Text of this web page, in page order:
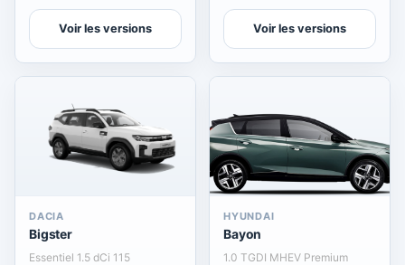
Voir les versions Voir les versions
DACIA
Bigster
Essentiel 1.5 dCi 115
HYUNDAI
Bayon
1.0 TGDI MHEV Premium